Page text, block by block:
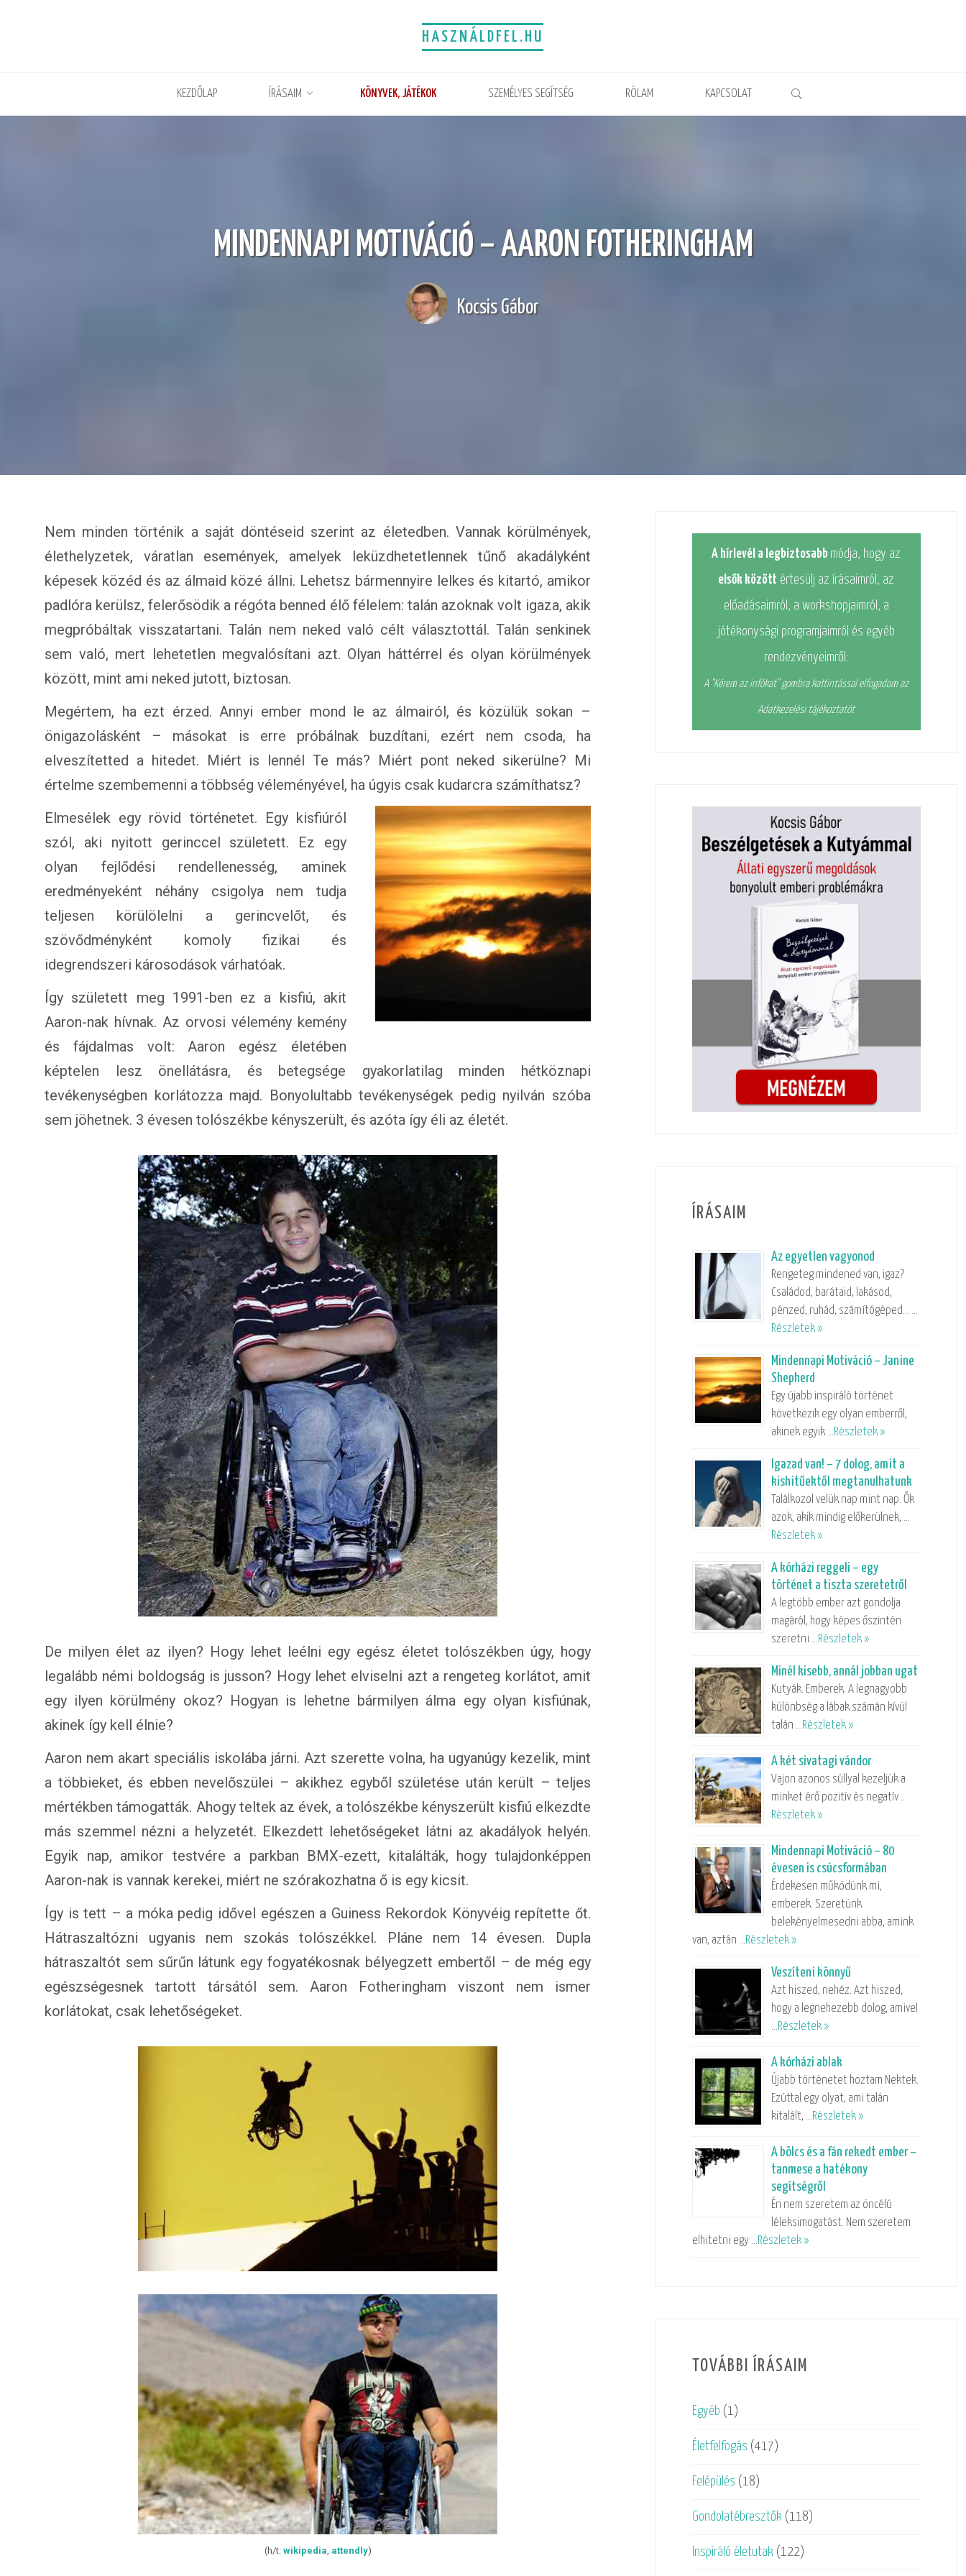
HASZNÁLDFEL.HU
KEZDŐLAP ÍRÁSAIM KÖNYVEK, JÁTÉKOK SZEMÉLYES SEGÍTSÉG RÓLAM KAPCSOLAT
MINDENNAPI MOTIVÁCIÓ – AARON FOTHERINGHAM
Kocsis Gábor
Nem minden történik a saját döntéseid szerint az életedben. Vannak körülmények,
élethelyzetek, váratlan események, amelyek leküzdhetetlennek tűnő akadályként
képesek közéd és az álmaid közé állni. Lehetsz bármennyire lelkes és kitartó, amikor
padlóra kerülsz, felerősödik a régóta benned élő félelem: talán azoknak volt igaza, akik
megpróbáltak visszatartani. Talán nem neked való célt választottál. Talán senkinek
sem való, mert lehetetlen megvalósítani azt. Olyan háttérrel és olyan körülmények
között, mint ami neked jutott, biztosan.
Megértem, ha ezt érzed. Annyi ember mond le az álmairól, és közülük sokan –
önigazolásként – másokat is erre próbálnak buzdítani, ezért nem csoda, ha
elveszítetted a hitedet. Miért is lennél Te más? Miért pont neked sikerülne? Mi
értelme szembemenni a többség véleményével, ha úgyis csak kudarcra számíthatsz?
Elmesélek egy rövid történetet. Egy kisfiúról
szól, aki nyitott gerinccel született. Ez egy
olyan fejlődési rendellenesség, aminek
eredményeként néhány csigolya nem tudja
teljesen körülölelni a gerincvelőt, és
szövődményként komoly fizikai és
idegrendszeri károsodások várhatóak.
Így született meg 1991-ben ez a kisfiú, akit
Aaron-nak hívnak. Az orvosi vélemény kemény
és fájdalmas volt: Aaron egész életében
képtelen lesz önellátásra, és betegsége gyakorlatilag minden hétköznapi
tevékenységben korlátozza majd. Bonyolultabb tevékenységek pedig nyilván szóba
sem jöhetnek. 3 évesen tolószékbe kényszerült, és azóta így éli az életét.
De milyen élet az ilyen? Hogy lehet leélni egy egész életet tolószékben úgy, hogy
legalább némi boldogság is jusson? Hogy lehet elviselni azt a rengeteg korlátot, amit
egy ilyen körülmény okoz? Hogyan is lehetne bármilyen álma egy olyan kisfiúnak,
akinek így kell élnie?
Aaron nem akart speciális iskolába járni. Azt szerette volna, ha ugyanúgy kezelik, mint
a többieket, és ebben nevelőszülei – akikhez egyből születése után került – teljes
mértékben támogatták. Ahogy teltek az évek, a tolószékbe kényszerült kisfiú elkezdte
más szemmel nézni a helyzetét. Elkezdett lehetőségeket látni az akadályok helyén.
Egyik nap, amikor testvére a parkban BMX-ezett, kitalálták, hogy tulajdonképpen
Aaron-nak is vannak kerekei, miért ne szórakozhatna ő is egy kicsit.
Így is tett – a móka pedig idővel egészen a Guiness Rekordok Könyvéig repítette őt.
Hátraszaltózni ugyanis nem szokás tolószékkel. Pláne nem 14 évesen. Dupla
hátraszaltót sem sűrűn látunk egy fogyatékosnak bélyegzett embertől – de még egy
egészségesnek tartott társától sem. Aaron Fotheringham viszont nem ismer
korlátokat, csak lehetőségeket.
(h/t: wikipedia, attendly)
A hírlevél a legbiztosabb módja, hogy az
elsők között értesülj az írásaimról, az
előadásaimról, a workshopjaimról, a
jótékonysági programjaimról és egyéb
rendezvényeimről:
A "Kérem az infókat" gombra kattintással elfogadom az
Adatkezelési tájékoztatót
ÍRÁSAIM
Az egyetlen vagyonod
Rengeteg mindened van, igaz?
Családod, barátaid, lakásod,
pénzed, ruhád, számítógéped… …
Részletek »
Mindennapi Motiváció – Janine
Shepherd
Egy újabb inspiráló történet
következik egy olyan emberről,
akinek egyik …Részletek »
Igazad van! – 7 dolog, amit a
kishitűektől megtanulhatunk
Találkozol velük nap mint nap. Ők
azok, akik mindig előkerülnek, …
Részletek »
A kórházi reggeli – egy
történet a tiszta szeretetről
A legtöbb ember azt gondolja
magáról, hogy képes őszintén
szeretni …Részletek »
Minél kisebb, annál jobban ugat
Kutyák. Emberek. A legnagyobb
különbség a lábak számán kívül
talán …Részletek »
A két sivatagi vándor
Vajon azonos súllyal kezeljük a
minket érő pozitív és negatív …
Részletek »
Mindennapi Motiváció – 80
évesen is csúcsformában
Érdekesen működünk mi,
emberek. Szeretünk
belekényelmesedni abba, amink
van, aztán …Részletek »
Veszíteni könnyű
Azt hiszed, nehéz. Azt hiszed,
hogy a legnehezebb dolog, amivel
…Részletek »
A kórházi ablak
Újabb történetet hoztam Nektek.
Ezúttal egy olyat, ami talán
kitalált, …Részletek »
A bölcs és a fán rekedt ember –
tanmese a hatékony
segítségről
Én nem szeretem az öncélú
léleksimogatást. Nem szeretem
elhitetni egy …Részletek »
TOVÁBBI ÍRÁSAIM
Egyéb (1)
Életfelfogás (417)
Felépülés (18)
Gondolatébresztők (118)
Inspiráló életutak (122)